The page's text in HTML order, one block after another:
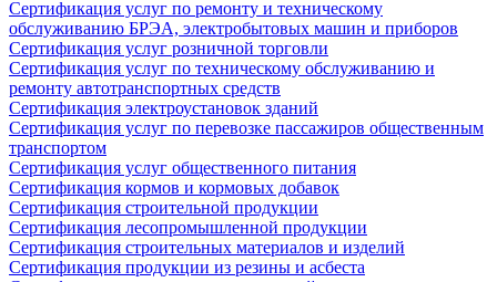
Сертификация услуг по ремонту и техническому
обслуживанию БРЭА, электробытовых машин и приборов
Сертификация услуг розничной торговли
Сертификация услуг по техническому обслуживанию и
ремонту автотранспортных средств
Сертификация электроустановок зданий
Сертификация услуг по перевозке пассажиров общественным
транспортом
Сертификация услуг общественного питания
Сертификация кормов и кормовых добавок
Сертификация строительной продукции
Сертификация лесопромышленной продукции
Сертификация строительных материалов и изделий
Сертификация продукции из резины и асбеста